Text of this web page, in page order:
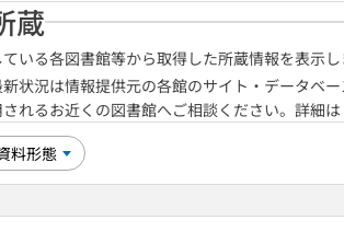
蔵
いる各図書館等から取得した所蔵情報を表示し
状況は情報提供元の各館のサイト・データベ
れるお近くの図書館へご相談ください。詳細は